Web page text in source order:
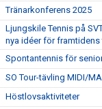
Tränarkonferens 2025
Ljungskile Tennis på
nya idéer för framtidens
Spontantennis för
SO Tour-tävling MIDI/
Höstlovsaktiviteter